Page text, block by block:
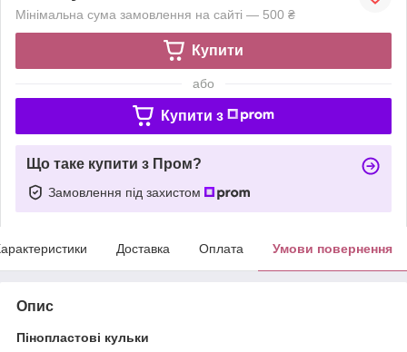
Мінімальна сума замовлення на сайті — 500 ₴
Купити
або
Купити з
Що таке купити з Пром?
Замовлення під захистом
Доставка Оплата Умови повернення
Опис
Пінопластові кульки